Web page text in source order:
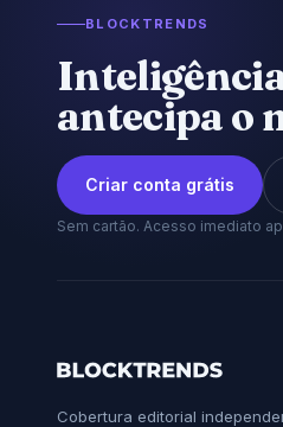
BLOCKTRENDS
antecipa o
Criar conta grátis
Sem cartão. Acesso imediato
Cobertura editorial